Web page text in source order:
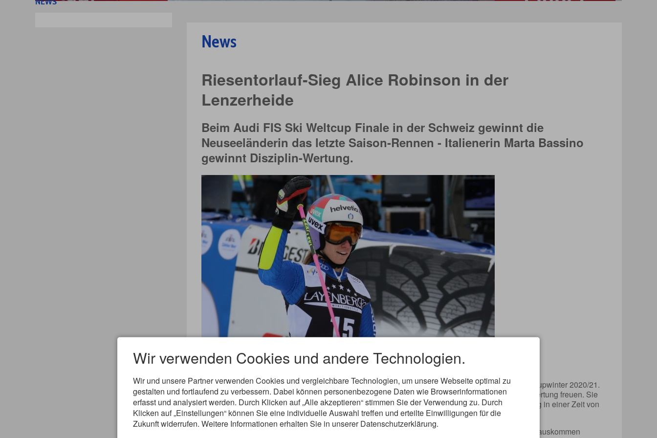
News
Riesentorlauf-Sieg Alice Robinson in der
Lenzerheide
Beim Audi FIS Ski Weltcup Finale in der Schweiz gewinnt die
Neuseeländerin das letzte Saison-Rennen - Italienerin Marta Bassino
gewinnt Disziplin-Wertung.
Die Frauen bestritten mit dem Riesenslalom in der Lenzerheide ihren letzten Einsatz im Ski-Weltcupwinter 2020/21.
Bereits im Vorfeld konnte sich die Italienerin Marta Bassino über den Triumph in der Disziplinenwertung freuen. Sie
gewann mehrere Rennen und legte schon früh den Grundstein für ihren Erfolg. Der Tagessieg ging in einer Zeit von
2.19,48 Minuten an die junge Neuseeländerin Alice Robinson.
Die zur Halbzeit führende US-Amerikanerin Mikaela Shiffrin (+0,28), die heuer ohne Kristallkugel auskommen
Wir verwenden Cookies und andere Technologien.
Wir und unsere Partner verwenden Cookies und vergleichbare Technologien, um unsere Webseite optimal zu
gestalten und fortlaufend zu verbessern. Dabei können personenbezogene Daten wie Browserinformationen
erfasst und analysiert werden. Durch Klicken auf „Alle akzeptieren“ stimmen Sie der Verwendung zu. Durch
Klicken auf „Einstellungen“ können Sie eine individuelle Auswahl treffen und erteilte Einwilligungen für die
Zukunft widerrufen. Weitere Informationen erhalten Sie in unserer Datenschutzerklärung.